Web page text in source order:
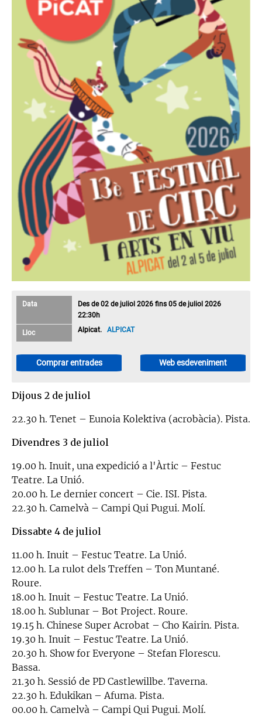
Data
Des de 02 de juliol 2026 fins 05 de juliol 2026
22:30h
Lloc Alpicat.ALPICAT
Comprar entrades Web esdeveniment
Dijous 2 de juliol
22.30 h. Tenet – Eunoia Kolektiva (acrobàcia). Pista.
Divendres 3 de juliol
19.00 h. Inuit, una expedició a l'Àrtic – Festuc
Teatre. La Unió.
20.00 h. Le dernier concert – Cie. ISI. Pista.
22.30 h. Camelvà – Campi Qui Pugui. Molí.
Dissabte 4 de juliol
11.00 h. Inuit – Festuc Teatre. La Unió.
12.00 h. La rulot dels Treffen – Ton Muntané.
Roure.
18.00 h. Inuit – Festuc Teatre. La Unió.
18.00 h. Sublunar – Bot Project. Roure.
19.15 h. Chinese Super Acrobat – Cho Kairin. Pista.
19.30 h. Inuit – Festuc Teatre. La Unió.
20.30 h. Show for Everyone – Stefan Florescu.
Bassa.
21.30 h. Sessió de PD Castlewillbe. Taverna.
22.30 h. Edukikan – Afuma. Pista.
00.00 h. Camelvà – Campi Qui Pugui. Molí.